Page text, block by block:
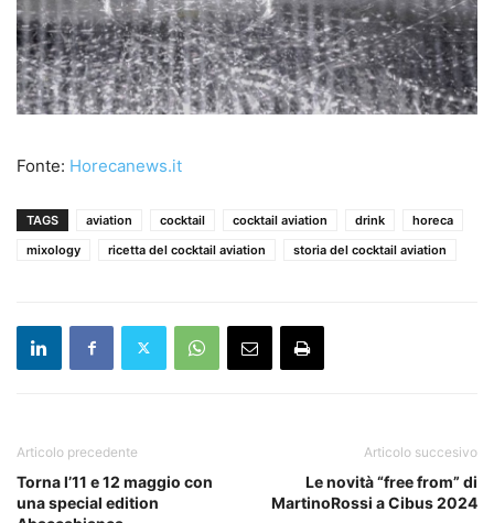
Fonte: Horecanews.it
TAGS aviation cocktail cocktail aviation drink
horeca
mixology
ricetta del cocktail aviation storia del cocktail aviation
Articolo precedente
Torna l’11 e 12 maggio con
una special edition
Articolo succesivo
Le novità “free from” di
MartinoRossi a Cibus 2024